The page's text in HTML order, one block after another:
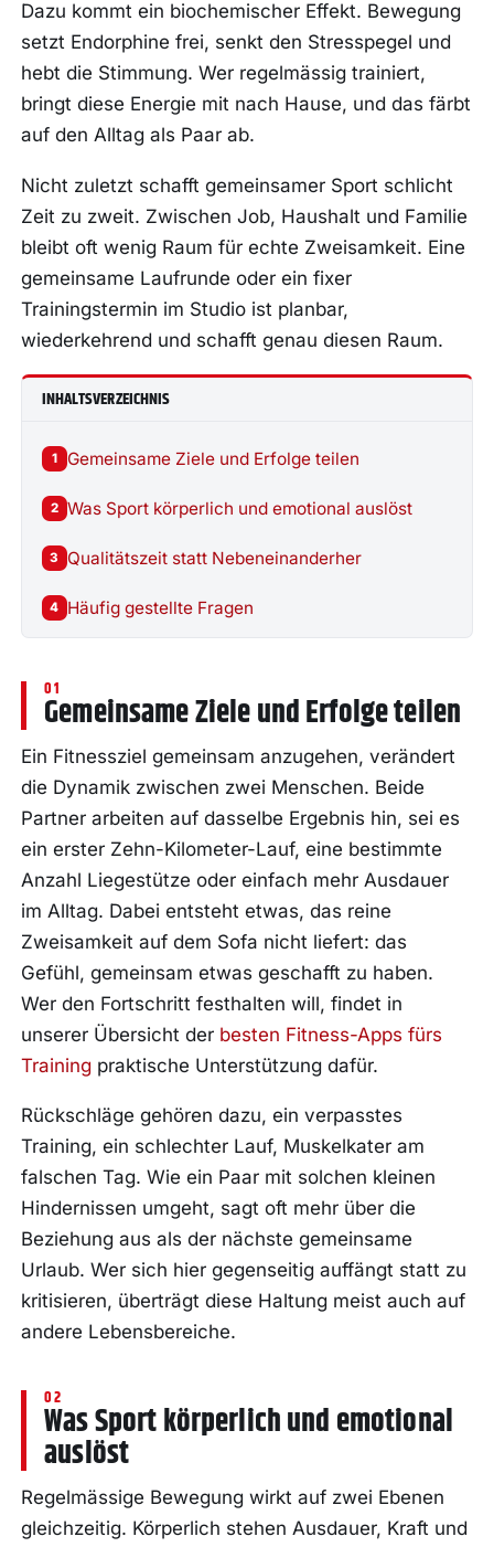
Dazu kommt ein biochemischer Effekt. Bewegung
setzt Endorphine frei, senkt den Stresspegel und
hebt die Stimmung. Wer regelmässig trainiert,
bringt diese Energie mit nach Hause, und das färbt
auf den Alltag als Paar ab.
Nicht zuletzt schafft gemeinsamer Sport schlicht
Zeit zu zweit. Zwischen Job, Haushalt und Familie
bleibt oft wenig Raum für echte Zweisamkeit. Eine
gemeinsame Laufrunde oder ein fixer
Trainingstermin im Studio ist planbar,
wiederkehrend und schafft genau diesen Raum.
INHALTSVERZEICHNIS
1 Gemeinsame Ziele und Erfolge teilen
2 Was Sport körperlich und emotional auslöst
3 Qualitätszeit statt Nebeneinanderher
4 Häufig gestellte Fragen
Gemeinsame Ziele und Erfolge teilen
Ein Fitnessziel gemeinsam anzugehen, verändert
die Dynamik zwischen zwei Menschen. Beide
Partner arbeiten auf dasselbe Ergebnis hin, sei es
ein erster Zehn-Kilometer-Lauf, eine bestimmte
Anzahl Liegestütze oder einfach mehr Ausdauer
im Alltag. Dabei entsteht etwas, das reine
Zweisamkeit auf dem Sofa nicht liefert: das
Gefühl, gemeinsam etwas geschafft zu haben.
Wer den Fortschritt festhalten will, findet in
unserer Übersicht der besten Fitness-Apps fürs
Training praktische Unterstützung dafür.
Rückschläge gehören dazu, ein verpasstes
Training, ein schlechter Lauf, Muskelkater am
falschen Tag. Wie ein Paar mit solchen kleinen
Hindernissen umgeht, sagt oft mehr über die
Beziehung aus als der nächste gemeinsame
Urlaub. Wer sich hier gegenseitig auffängt statt zu
kritisieren, überträgt diese Haltung meist auch auf
andere Lebensbereiche.
Was Sport körperlich und emotional
auslöst
Regelmässige Bewegung wirkt auf zwei Ebenen
gleichzeitig. Körperlich stehen Ausdauer, Kraft und